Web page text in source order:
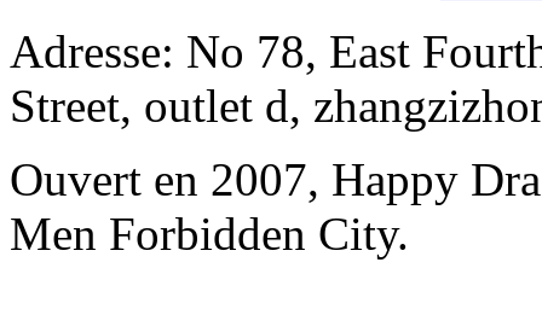
Adresse: No 78, East
Street, outlet d,
Ouvert en 2007, Happy
Men Forbidden City.